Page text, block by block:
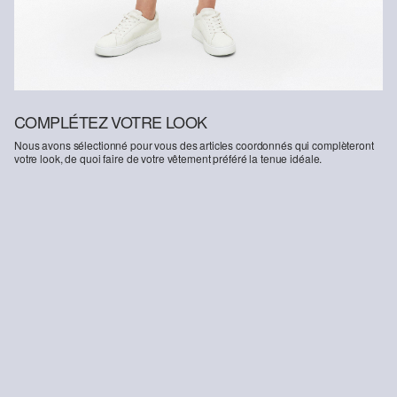
COMPLÉTEZ VOTRE LOOK
Nous avons sélectionné pour vous des articles coordonnés qui complèteront
votre look, de quoi faire de votre vêtement préféré la tenue idéale.